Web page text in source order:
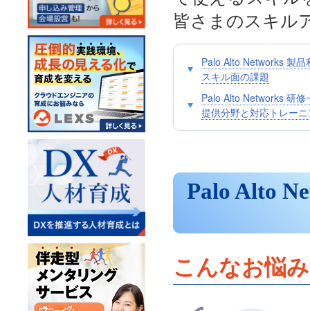
皆さまのスキル
Palo Alto Networks 製品
スキル面の課題
Palo Alto Networks 研修
提供分野と対応トレー
Palo Alto
こんなお悩